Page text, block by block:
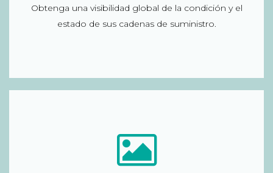
Obtenga una visibilidad global de la condición y el
estado de sus cadenas de suministro.
anticiparse a la demanda, informe sobre los
Administrar los servicios farmaceúticos desde una
sola aplicación donde proveedores, empleados y